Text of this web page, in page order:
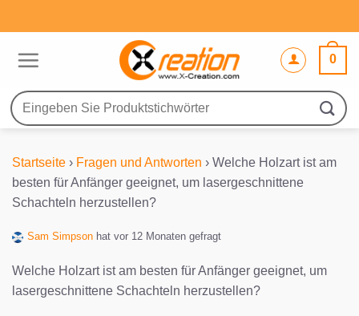
Inhalt
0
Suche
nach:
Startseite › Fragen und Antworten › Welche Holzart ist am
besten für Anfänger geeignet, um lasergeschnittene
Schachteln herzustellen?
Sam Simpson hat vor 12 Monaten gefragt
Welche Holzart ist am besten für Anfänger geeignet, um
lasergeschnittene Schachteln herzustellen?